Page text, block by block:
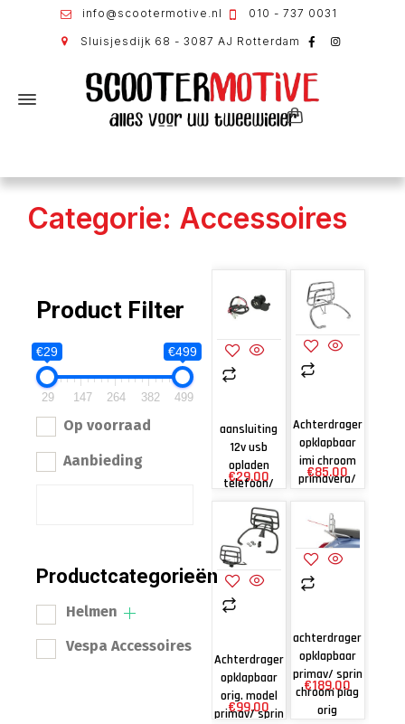
info@scootermotive.nl 010 - 737 0031
Sluisjesdijk 68 - 3087 AJ Rotterdam
Categorie: Accessoires
Product Filter
€29 €499
29 147 264 382 499
Op voorraad
Aanbieding
Productcategorieën
Helmen
Vespa Accessoires
aansluiting
12v usb
opladen
telefoon/
inbouw
€29.00
Achterdrager
opklapbaar
imi chroom
primavera/
€85.00
Achterdrager
opklapbaar
orig. model
primav/ sprin
€99.00
achterdrager
opklapbaar
primav/ sprin
chroom piag
orig
€189.00